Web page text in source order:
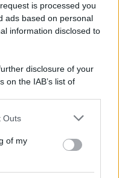
is processed you
ads based on personal
information disclosed to
disclosure of your
on the IAB’s list of
by us to third parties
Outs
of my
ISCRITTA ALL’ANSO
STAMPA ONLINE)